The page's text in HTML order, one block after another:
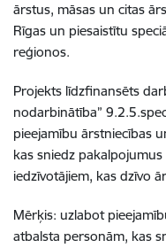
ārstus, māsas un citas
Rīgas un piesaistītu
reģionos.
Projekts līdzfinansēts
nodarbinātība”
pieejamību ārstniecības
kas sniedz
iedzīvotājiem, kas dzīvo
Mērķis: uzlabot
atbalsta personām, kas